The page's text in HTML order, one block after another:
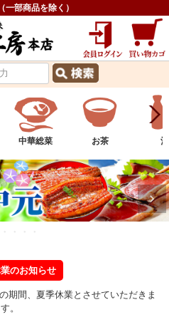
一部商品を除く）
グルメ
中華総菜 お茶 酒
のお知らせ
期間、夏季休業とさせていただきま
す。